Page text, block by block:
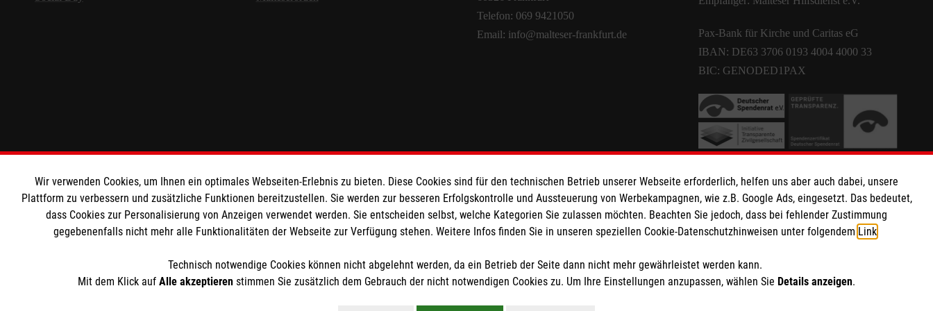
Telefon: 069 9421050
Email: info@malteser-frankfurt.de
Pax-Bank für Kirche und Caritas eG
IBAN: DE63 3706 0193 4004 4000 33
BIC: GENODED1PAX
facebook
Juli 9, 2025
instagram
Juli 9, 2025
LinkedIn
Juli 9, 2025
Datenschutz|Barrierefreiheit
Wir verwenden Cookies, um Ihnen ein optimales Webseiten-Erlebnis zu bieten. Diese Cookies sind für den technischen Betrieb unserer Webseite erforderlich, helfen uns aber auch dabei, unsere
Plattform zu verbessern und zusätzliche Funktionen bereitzustellen. Sie werden zur besseren Erfolgskontrolle und Aussteuerung von Werbekampagnen, wie z.B. Google Ads, eingesetzt. Das bedeutet,
dass Cookies zur Personalisierung von Anzeigen verwendet werden. Sie entscheiden selbst, welche Kategorien Sie zulassen möchten. Beachten Sie jedoch, dass bei fehlender Zustimmung
gegebenenfalls nicht mehr alle Funktionalitäten der Webseite zur Verfügung stehen. Weitere Infos finden Sie in unseren speziellen Cookie-Datenschutzhinweisen unter folgendem Link
Technisch notwendige Cookies können nicht abgelehnt werden, da ein Betrieb der Seite dann nicht mehr gewährleistet werden kann.
Mit dem Klick auf Alle akzeptieren stimmen Sie zusätzlich dem Gebrauch der nicht notwendigen Cookies zu. Um Ihre Einstellungen anzupassen, wählen Sie Details anzeigen.